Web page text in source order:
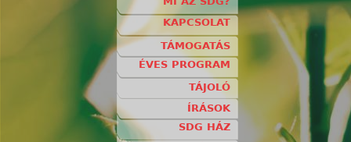
KAPCSOLAT
TÁMOGATÁS
ÉVES PROGRAM
TÁJOLÓ
ÍRÁSOK
SDG HÁZ